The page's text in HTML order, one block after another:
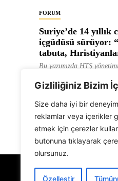
Gizliliğiniz Bizim
Size daha iyi bir
reklamlar veya içerikler
etmek için çerezler
butonuna tıklayarak
olursunuz.
Özelleştir
FORUM
Suriye’de 14 yıllık
içgüdüsü sürüyor:
tabuta,
Bu yazımızda HTŞ
EDITOR